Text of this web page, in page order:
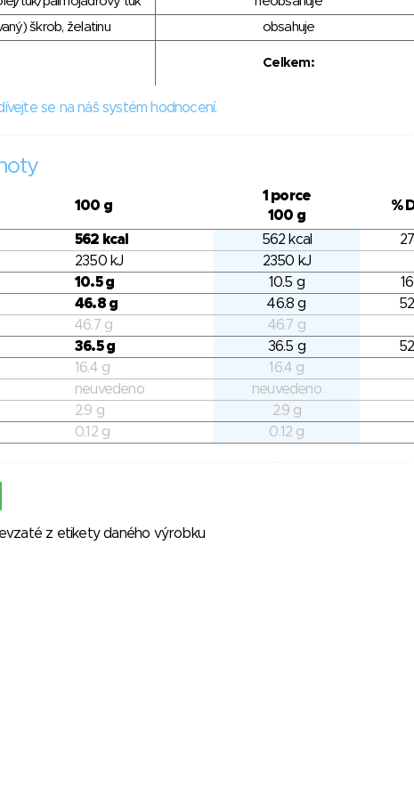
škrob, želatinu
obsahuje
Celkem:
se na náš systém hodnocení.
100 g
1 porce
100 g
%
562 kcal 562 kcal
2350 kJ
2350 kJ
10.5 g 10.5 g
46.8 g 46.8 g
46.7 g
46.7 g
36.5 g 36.5 g
16.4 g
16.4 g
neuvedeno
neuvedeno
2.9 g
2.9 g
0.12 g 0.12 g
z etikety daného výrobku